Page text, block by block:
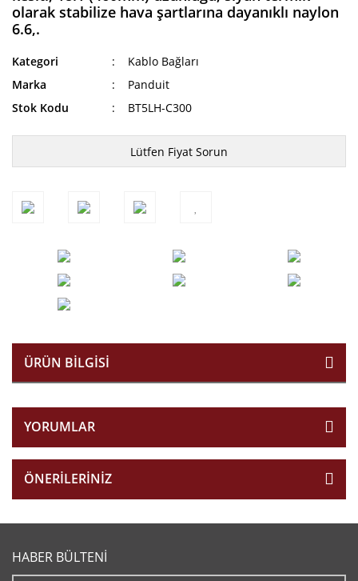
olarak stabilize hava şartlarına dayanıklı naylon
6.6,.
Kategori
Kablo Bağları
Marka
Panduit
Stok Kodu
BT5LH-C300
Lütfen Fiyat Sorun
ÜRÜN BILGISI
YORUMLAR
ÖNERILERINIZ
HABER BÜLTENİ